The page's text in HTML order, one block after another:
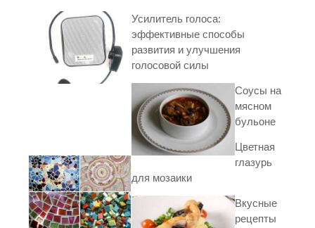
Усилитель голоса:
эффективные способы
развития и улучшения
голосовой силы
Соусы на
мясном
бульоне
Цветная
глазурь
для мозаики
Вкусные
рецепты